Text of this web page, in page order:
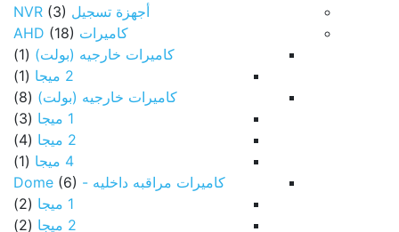
أجهزة تسجيل NVR (3)
كاميرات AHD (18)
كاميرات خارجيه (بولت) (1)
2 ميجا
(1)
كاميرات خارجيه (بولت) (8)
1 ميجا
(3)
2 ميجا
(4)
4 ميجا
(1)
كاميرات مراقبه داخليه - Dome (6)
1 ميجا
(2)
2 ميجا
(2)